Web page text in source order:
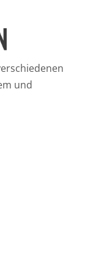
und